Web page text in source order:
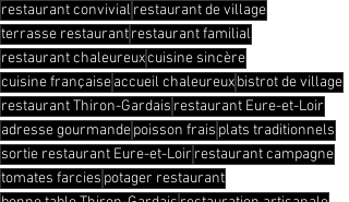
restaurant convivial restaurant de village
terrasse restaurantrestaurant familial
restaurant chaleureuxcuisine sincère
cuisine françaiseaccueil chaleureuxbistrot de village
restaurant Thiron-Gardais restaurant Eure-et-Loir
adresse gourmandepoisson frais plats traditionnels
sortie restaurant Eure-et-Loir restaurant campagne
tomates farcies potager restaurant